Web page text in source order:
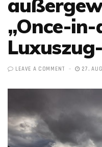
„Once-
LEAVE A COMMENT 27.